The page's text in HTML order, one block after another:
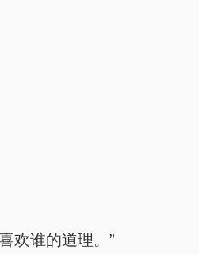
欢谁的道理。”